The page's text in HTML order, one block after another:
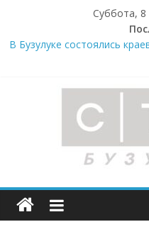
Суббота, 8
В Бузулуке состоялись
Опасность рядом
«Оренбургнефть» – энергия
Более 330 дорожных